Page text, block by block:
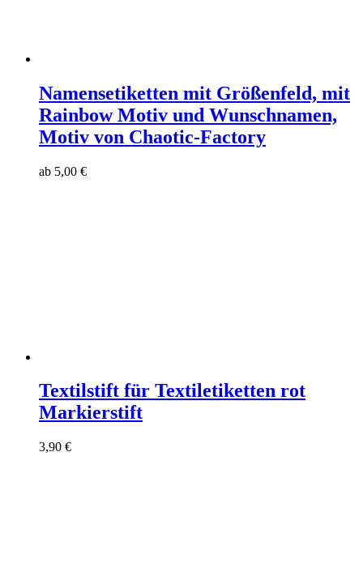
Namensetiketten mit Größenfeld, mit
Rainbow Motiv und Wunschnamen,
Motiv von Chaotic-Factory
ab 5,00 €
Textilstift für Textiletiketten rot
Markierstift
3,90 €